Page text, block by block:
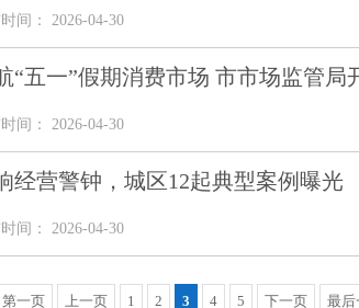
间： 2026-04-30
“五一”假期消费市场 市市场监管局
间： 2026-04-30
经营警钟，城区12起典型案例曝光
间： 2026-04-30
第一页 上一页 1 2 3 4 5 下一页 最后